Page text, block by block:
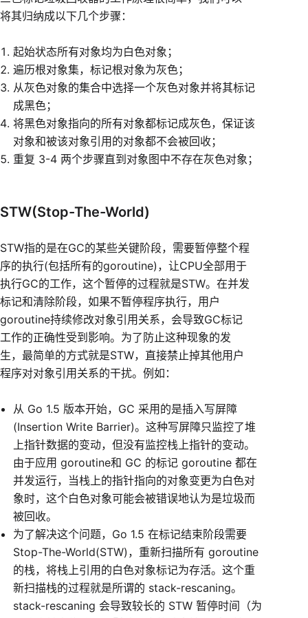
将其归纳成以下几个步骤：
起始状态所有对象均为白色对象；
遍历根对象集，标记根对象为灰色；
从灰色对象的集合中选择一个灰色对象并将其标记
成黑色；
将黑色对象指向的所有对象都标记成灰色，保证该
对象和被该对象引用的对象都不会被回收；
重复 3-4 两个步骤直到对象图中不存在灰色对象；
STW(Stop-The-World)
STW指的是在GC的某些关键阶段，需要暂停整个程
序的执行(包括所有的goroutine)，让CPU全部用于
执行GC的工作，这个暂停的过程就是STW。在并发
标记和清除阶段，如果不暂停程序执行，用户
goroutine持续修改对象引用关系，会导致GC标记
工作的正确性受到影响。为了防止这种现象的发
生，最简单的方式就是STW，直接禁止掉其他用户
程序对对象引用关系的干扰。例如：
从 Go 1.5 版本开始，GC 采用的是插入写屏障
(Insertion Write Barrier)。这种写屏障只监控了堆
上指针数据的变动，但没有监控栈上指针的变动。
由于应用 goroutine和 GC 的标记 goroutine 都在
并发运行，当栈上的指针指向的对象变更为白色对
象时，这个白色对象可能会被错误地认为是垃圾而
被回收。
为了解决这个问题，Go 1.5 在标记结束阶段需要
Stop-The-World(STW)，重新扫描所有 goroutine
的栈，将栈上引用的白色对象标记为存活。这个重
新扫描栈的过程就是所谓的 stack-rescaning。
stack-rescaning 会导致较长的 STW 暂停时间（为